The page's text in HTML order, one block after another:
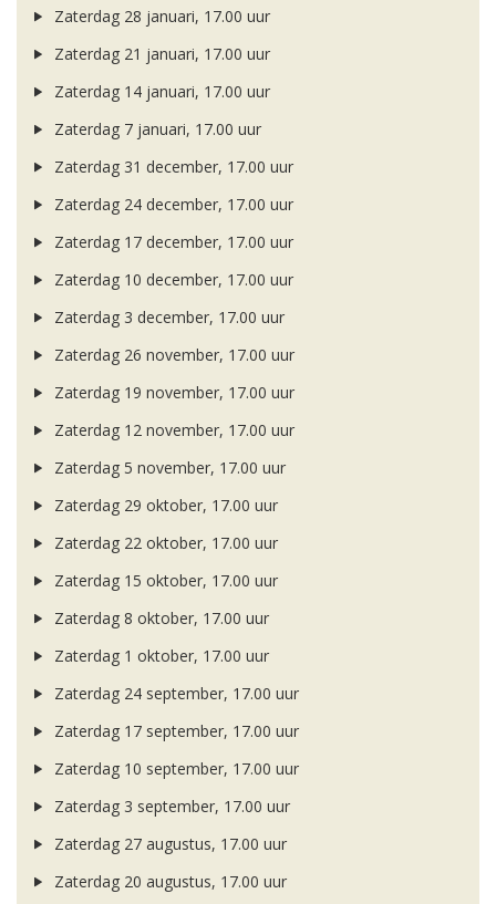
Zaterdag 28 januari, 17.00 uur
Zaterdag 21 januari, 17.00 uur
Zaterdag 14 januari, 17.00 uur
Zaterdag 7 januari, 17.00 uur
Zaterdag 31 december, 17.00 uur
Zaterdag 24 december, 17.00 uur
Zaterdag 17 december, 17.00 uur
Zaterdag 10 december, 17.00 uur
Zaterdag 3 december, 17.00 uur
Zaterdag 26 november, 17.00 uur
Zaterdag 19 november, 17.00 uur
Zaterdag 12 november, 17.00 uur
Zaterdag 5 november, 17.00 uur
Zaterdag 29 oktober, 17.00 uur
Zaterdag 22 oktober, 17.00 uur
Zaterdag 15 oktober, 17.00 uur
Zaterdag 8 oktober, 17.00 uur
Zaterdag 1 oktober, 17.00 uur
Zaterdag 24 september, 17.00 uur
Zaterdag 17 september, 17.00 uur
Zaterdag 10 september, 17.00 uur
Zaterdag 3 september, 17.00 uur
Zaterdag 27 augustus, 17.00 uur
Zaterdag 20 augustus, 17.00 uur